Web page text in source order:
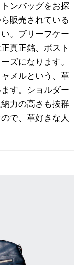
ンバッグをお探
販売されている
。ブリーフケー
真正銘、ボスト
ズになります。
メルという、革
す。ショルダー
力の高さも抜群
で、革好きな人